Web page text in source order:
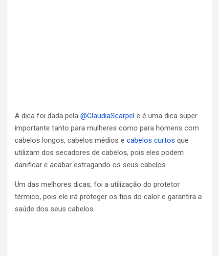
A dica foi dada pela @ClaudiaScarpel e é uma dica super
importante tanto para mulheres como para homens com
cabelos longos, cabelos médios e cabelos curtos que
utilizam dos secadores de cabelos, pois eles podem
danificar e acabar estragando os seus cabelos.
Um das melhores dicas, foi a utilização do protetor
térmico, pois ele irá proteger os fios do calor e garantira a
saúde dos seus cabelos.